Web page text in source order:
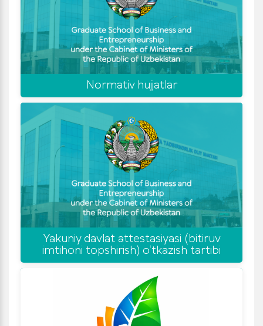
Normativ hujjatlar
Yakuniy davlat attestasiyasi (bitiruv
imtihoni topshirish) o‘tkazish tartibi